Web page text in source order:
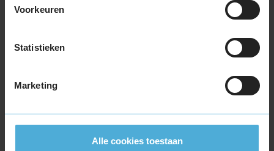
Voorkeuren
Statistieken
Marketing
Alle cookies toestaan
19-inch banden
225/55R19 103V EXTRALOAD
235/50R19 103V EXTRALOAD
235/55R19 105H EXTRALOAD